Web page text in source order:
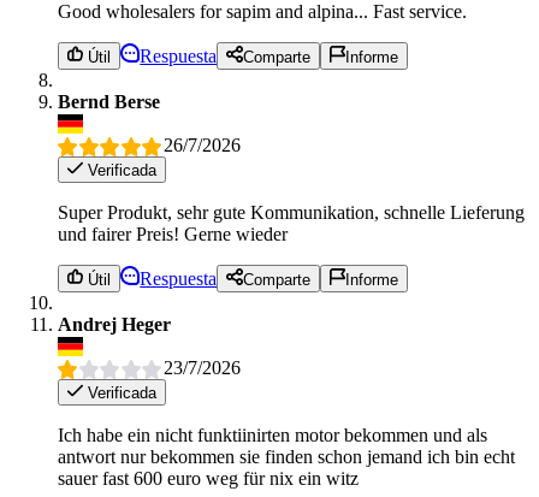
Good wholesalers for sapim and alpina... Fast service.
Útil Respuesta Comparte Informe
Bernd Berse
26/7/2026
Verificada
Super Produkt, sehr gute Kommunikation, schnelle Lieferung
und fairer Preis! Gerne wieder
Útil Respuesta Comparte Informe
Andrej Heger
23/7/2026
Verificada
Ich habe ein nicht funktiinirten motor bekommen und als
antwort nur bekommen sie finden schon jemand ich bin echt
sauer fast 600 euro weg für nix ein witz